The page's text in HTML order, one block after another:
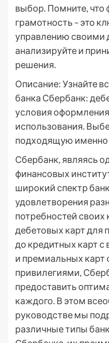
выбор. Помните, что
грамотность – это
управлению своими
анализируйте и
решения.
Описание: Узнайте
банка Сбербанк:
условия
использования.
подходящую именно
Сбербанк, являясь
финансовых
широкий спектр
удовлетворения
потребностей своих
дебетовых карт для
до кредитных карт
и премиальных
привилегиями,
предоставить
каждого. В этом
руководстве мы
различные типы